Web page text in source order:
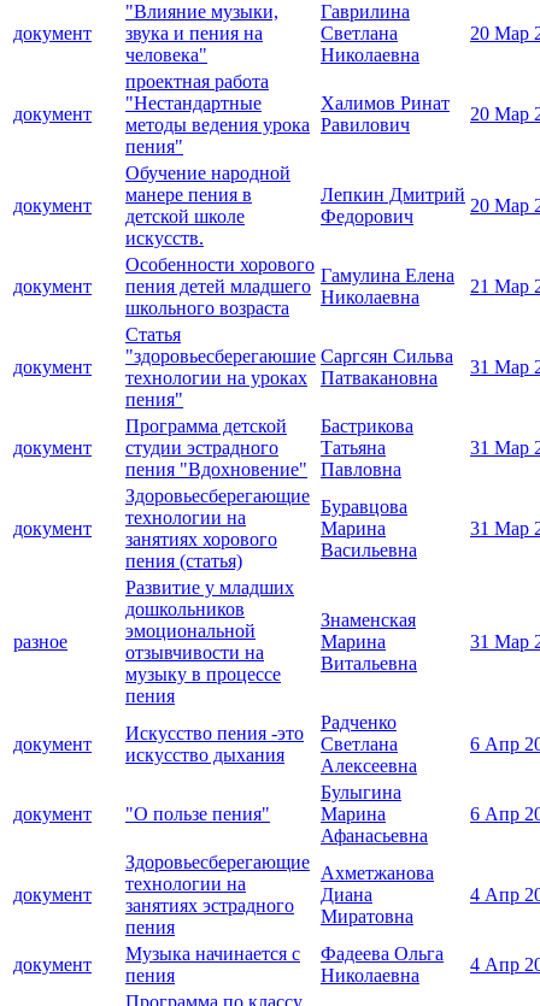
документ
"Влияние музыки,
звука и пения на
человека"
Гаврилина
Светлана
Николаевна
20 Мар
документ
проектная работа
"Нестандартные
методы ведения урока
пения"
Халимов Ринат
Равилович
20 Мар
документ
Обучение народной
манере пения в
детской школе
искусств.
Лепкин Дмитрий
Федорович
20 Мар
документ
Особенности хорового
пения детей младшего
школьного возраста
Гамулина Елена
Николаевна
21 Мар
документ
Статья
"здоровьесберегаюшие
технологии на уроках
пения"
Саргсян Сильва
Патвакановна
31 Мар
документ
Программа детской
студии эстрадного
пения "Вдохновение"
Бастрикова
Татьяна
Павловна
31 Мар
документ
Здоровьесберегающие
технологии на
занятиях хорового
пения (статья)
Буравцова
Марина
Васильевна
31 Мар
разное
Развитие у младших
дошкольников
эмоциональной
отзывчивости на
музыку в процессе
пения
Знаменская
Марина
Витальевна
31 Мар
документ
Искусство пения -это
искусство дыхания
Радченко
Светлана
Алексеевна
6 Апр
документ "О пользе пения"
Булыгина
Марина
Афанасьевна
6 Апр
документ
Здоровьесберегающие
технологии на
занятиях эстрадного
пения
Ахметжанова
Диана
Миратовна
4 Апр
документ
Музыка начинается с
пения
Фадеева Ольга
Николаевна
4 Апр